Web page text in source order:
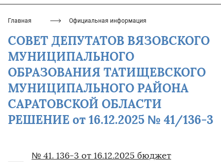
Главная Официальная информация
СОВЕТ ДЕПУТАТОВ ВЯЗОВСКОГО
МУНИЦИПАЛЬНОГО
ОБРАЗОВАНИЯ ТАТИЩЕВСКОГО
МУНИЦИПАЛЬНОГО РАЙОНА
САРАТОВСКОЙ ОБЛАСТИ
РЕШЕНИЕ от 16.12.2025 № 41/136-3
№ 41. 136-3 от 16.12.2025 бюджет